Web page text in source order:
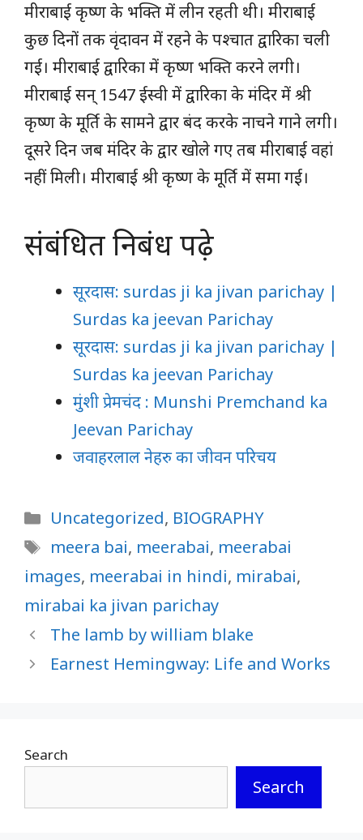
मीराबाई कृष्ण के भक्ति में लीन रहती थी। मीराबाई
कुछ दिनों तक वृंदावन में रहने के पश्चात द्वारिका चली
गई। मीराबाई द्वारिका में कृष्ण भक्ति करने लगी।
मीराबाई सन् 1547 ईस्वी में द्वारिका के मंदिर में श्री
कृष्ण के मूर्ति के सामने द्वार बंद करके नाचने गाने लगी।
दूसरे दिन जब मंदिर के द्वार खोले गए तब मीराबाई वहां
नहीं मिली। मीराबाई श्री कृष्ण के मूर्ति में समा गई।
संबंधित निबंध पढ़े
सूरदास: surdas ji ka jivan parichay |
Surdas ka jeevan Parichay
सूरदास: surdas ji ka jivan parichay |
Surdas ka jeevan Parichay
मुंशी प्रेमचंद : Munshi Premchand ka
Jeevan Parichay
जवाहरलाल नेहरु का जीवन परिचय
Categories
Uncategorized, BIOGRAPHY
Tags
meera bai, meerabai, meerabai
images, meerabai in hindi, mirabai,
mirabai ka jivan parichay
The lamb by william blake
Earnest Hemingway: Life and Works
Search
Search